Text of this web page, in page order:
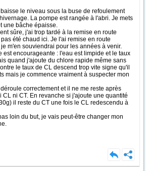
le niveau sous la buse de refoulement
La pompe est rangée à l'abri. Je mets
une bâche épaisse.
sûre, j'ai trop tardé à la remise en route
été chaud ici. Je l'ai remise en route
m'en souviendrai pour les années à venir.
est encourageante : l'eau est limpide et le taux
quand j'ajoute du chlore rapide même sans
le taux de CL descend trop vite signe qu'il
mais je commence vraiment à suspecter mon
correctement et il ne me reste après
ni CT. En revanche si j'ajoute une quantité
il reste du CT une fois le CL redescendu à
loin du but, je vais peut-être changer mon